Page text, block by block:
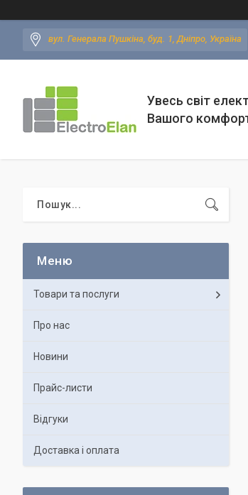
вул. Генерала Пушкіна, буд. 1, Дніпро, Україна
Увесь світ
Вашого
Товари та послуги
Про нас
Новини
Прайс-листи
Відгуки
Доставка і оплата